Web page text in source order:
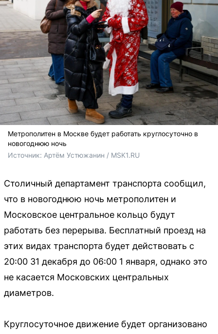
Метрополитен в Москве будет работать круглосуточно в
новогоднюю ночь
Источник: Артём Устюжанин / MSK1.RU
Столичный департамент транспорта сообщил,
что в новогоднюю ночь метрополитен и
Московское центральное кольцо будут
работать без перерыва. Бесплатный проезд на
этих видах транспорта будет действовать с
20:00 31 декабря до 06:00 1 января, однако это
не касается Московских центральных
диаметров.
Круглосуточное движение будет организовано